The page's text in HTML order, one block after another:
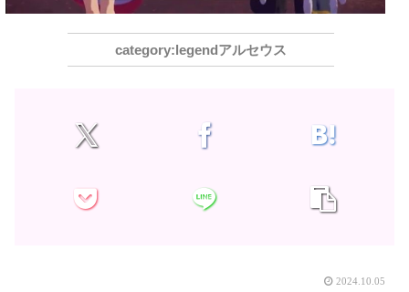
legendアルセウス
2024.10.05